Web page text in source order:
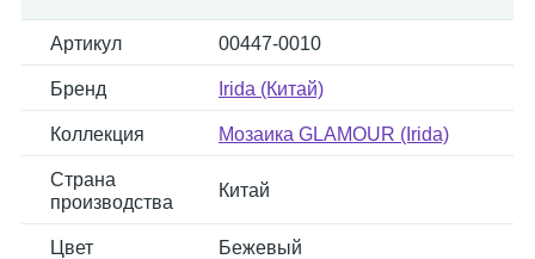
Артикул 00447-0010
Бренд Irida (Китай)
Коллекция Мозаика GLAMOUR (Irida)
Страна
производства
Китай
Цвет Бежевый